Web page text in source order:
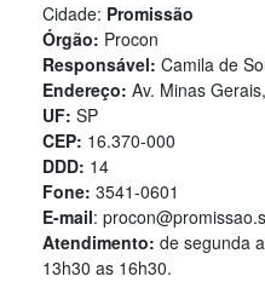
Cidade: Promissão
Órgão: Procon
Responsável: Camila de
Endereço: Av. Minas
UF: SP
CEP: 16.370-000
DDD: 14
Fone: 3541-0601
E-mail:
Atendimento: de segunda
13h30 as 16h30.